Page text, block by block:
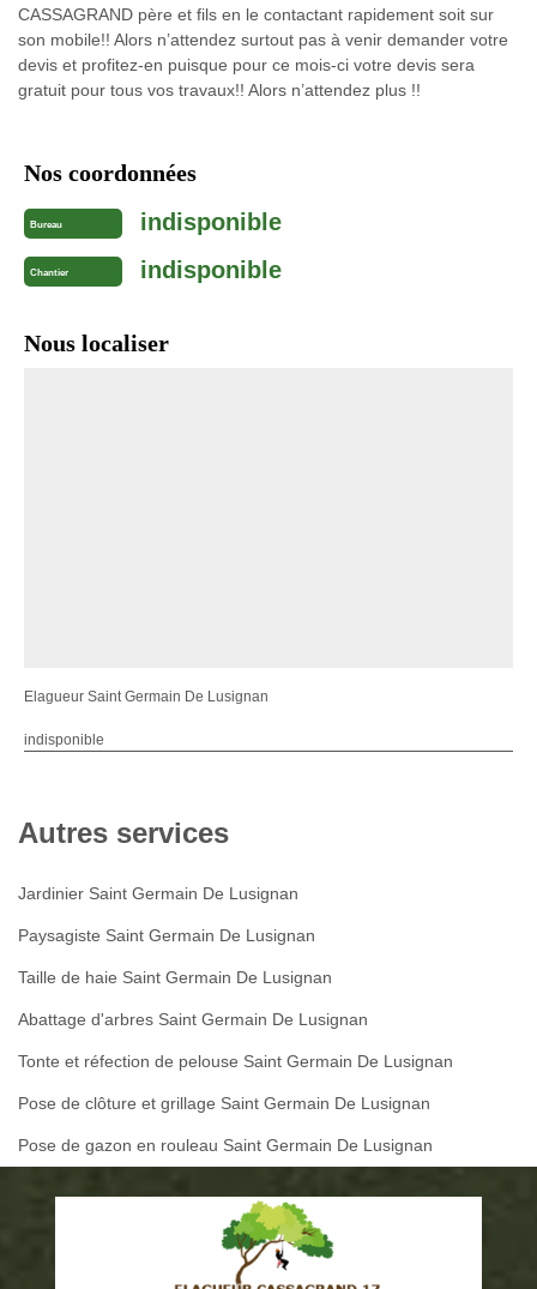
CASSAGRAND père et fils en le contactant rapidement soit sur
son mobile!! Alors n’attendez surtout pas à venir demander votre
devis et profitez-en puisque pour ce mois-ci votre devis sera
gratuit pour tous vos travaux!! Alors n’attendez plus !!
Nos coordonnées
Bureau indisponible
Chantier indisponible
Nous localiser
Elagueur Saint Germain De Lusignan
indisponible
Autres services
Jardinier Saint Germain De Lusignan
Paysagiste Saint Germain De Lusignan
Taille de haie Saint Germain De Lusignan
Abattage d'arbres Saint Germain De Lusignan
Tonte et réfection de pelouse Saint Germain De Lusignan
Pose de clôture et grillage Saint Germain De Lusignan
Pose de gazon en rouleau Saint Germain De Lusignan